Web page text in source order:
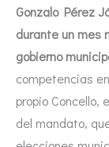
Gonzalo Pérez
durante un mes
gobierno
competencias
propio Concello,
del mandato,